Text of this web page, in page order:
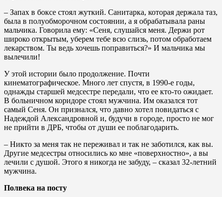
– Запах в боксе стоял жуткий. Санитарка, которая держала таз,
была в полуобморочном состоянии, а я обрабатывала раны
мальчика. Говорила ему: «Сеня, слушайся меня. Держи рот
широко открытым, уберем тебе всю слизь, потом обработаем
лекарством. Ты ведь хочешь поправиться?» И мальчика мы
вылечили!
У этой истории было продолжение. Почти
кинематографическое. Много лет спустя, в 1990-е годы,
однажды старшей медсестре передали, что ее кто-то ожидает.
В больничном коридоре стоял мужчина. Им оказался тот
самый Сеня. Он признался, что давно хотел повидаться с
Надеждой Александровной и, будучи в городе, просто не мог
не прийти в ДРБ, чтобы от души ее поблагодарить.
– Никто за меня так не переживал и так не заботился, как вы.
Другие медсестры относились ко мне «поверхностно», а вы
лечили с душой. Этого я никогда не забуду, – сказал 32-летний
мужчина.
Полвека на посту